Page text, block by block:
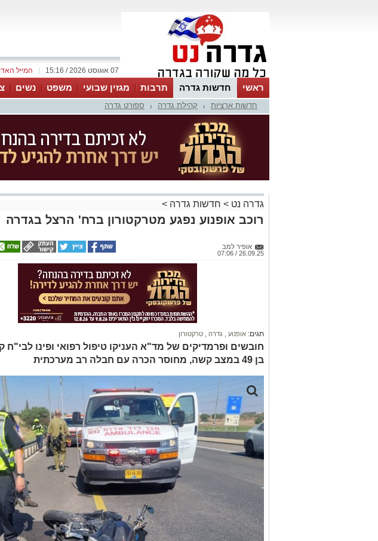
המייל 07 אוגוסט 2026 / 15:16
ראשי חדשות גדרה תרבות מגזין שבועי משפט נשים
חדשות ארציות קהילת גדרה ספורט גדרה
גדרה נט > חדשות גדרה >
רוכב אופנוע נפגע מטרקטורון ברח' הרצל בגדרה
אופיר למב
26.09.25 / 07:06
תגים: אופנוע גדרה טרקטורון
חובשים ופרמדיקים של מד"א העניקו טיפול רפואי ופינו לבי"ח
בן 49 במצב קשה, מחוסר הכרה עם חבלה רב מערכתית